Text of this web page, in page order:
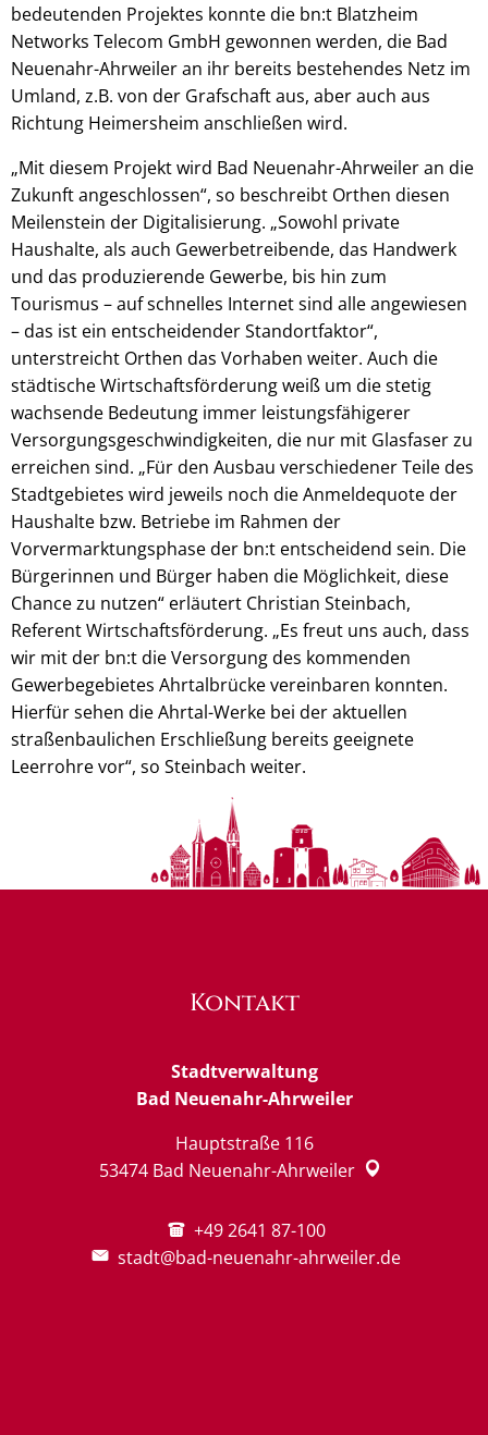
bedeutenden Projektes konnte die bn:t Blatzheim
Networks Telecom GmbH gewonnen werden, die Bad
Neuenahr-Ahrweiler an ihr bereits bestehendes Netz im
Umland, z.B. von der Grafschaft aus, aber auch aus
Richtung Heimersheim anschließen wird.
„Mit diesem Projekt wird Bad Neuenahr-Ahrweiler an die
Zukunft angeschlossen“, so beschreibt Orthen diesen
Meilenstein der Digitalisierung. „Sowohl private
Haushalte, als auch Gewerbetreibende, das Handwerk
und das produzierende Gewerbe, bis hin zum
Tourismus – auf schnelles Internet sind alle angewiesen
– das ist ein entscheidender Standortfaktor“,
unterstreicht Orthen das Vorhaben weiter. Auch die
städtische Wirtschaftsförderung weiß um die stetig
wachsende Bedeutung immer leistungsfähigerer
Versorgungsgeschwindigkeiten, die nur mit Glasfaser zu
erreichen sind. „Für den Ausbau verschiedener Teile des
Stadtgebietes wird jeweils noch die Anmeldequote der
Haushalte bzw. Betriebe im Rahmen der
Vorvermarktungsphase der bn:t entscheidend sein. Die
Bürgerinnen und Bürger haben die Möglichkeit, diese
Chance zu nutzen“ erläutert Christian Steinbach,
Referent Wirtschaftsförderung. „Es freut uns auch, dass
wir mit der bn:t die Versorgung des kommenden
Gewerbegebietes Ahrtalbrücke vereinbaren konnten.
Hierfür sehen die Ahrtal-Werke bei der aktuellen
straßenbaulichen Erschließung bereits geeignete
Leerrohre vor“, so Steinbach weiter.
Kontakt
Stadtverwaltung
Bad Neuenahr-Ahrweiler
Hauptstraße 116
53474 Bad Neuenahr-Ahrweiler
+49 2641 87-100
stadt@bad-neuenahr-ahrweiler.de